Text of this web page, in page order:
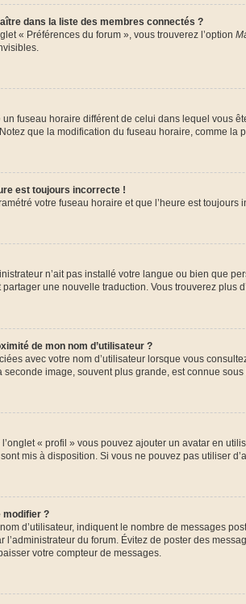
dans la liste des membres connectés ?
« Préférences du forum », vous trouverez l’option
un fuseau horaire différent de celui dans lequel vous
que la modification du fuseau horaire, comme
est toujours incorrecte !
votre fuseau horaire et que l’heure est
n’ait pas installé votre langue ou bien que
partager une nouvelle traduction. Vous trouverez plus
de mon nom d’utilisateur ?
avec votre nom d’utilisateur lorsque vous
seconde image, souvent plus grande, est connue
« profil » vous pouvez ajouter un avatar en
mis à disposition. Si vous ne pouvez pas utiliser
modifier ?
d’utilisateur, indiquent le nombre de messages
l’administrateur du forum. Évitez de poster des
votre compteur de messages.